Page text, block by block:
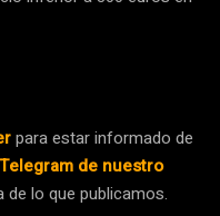
para estar informado de
Telegram de nuestro
de lo que publicamos.